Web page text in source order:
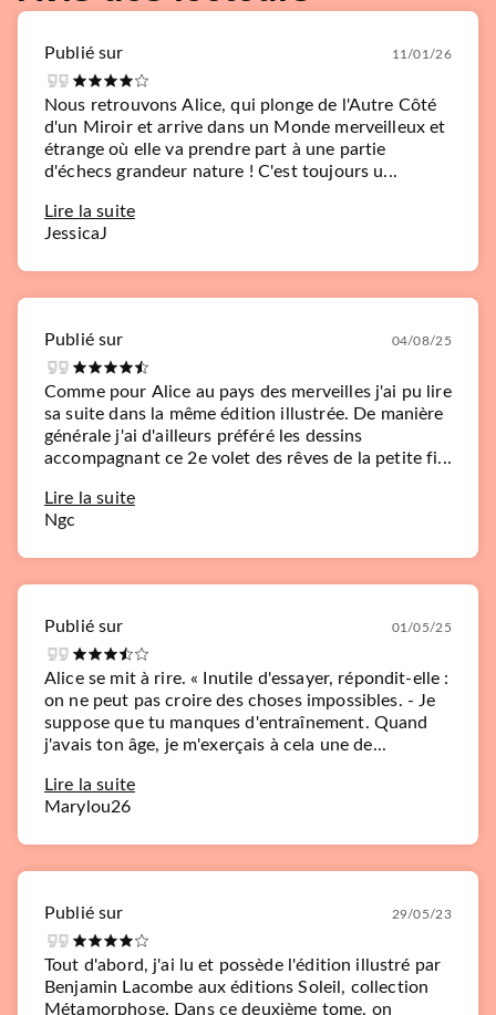
Publié sur 11/01/26
Nous retrouvons Alice, qui plonge de l'Autre Côté
d'un Miroir et arrive dans un Monde merveilleux et
étrange où elle va prendre part à une partie
d'échecs grandeur nature ! C'est toujours u...
Lire la suite
JessicaJ
Publié sur 04/08/25
Comme pour Alice au pays des merveilles j'ai pu lire
sa suite dans la même édition illustrée. De manière
générale j'ai d'ailleurs préféré les dessins
accompagnant ce 2e volet des rêves de la petite fi...
Lire la suite
Ngc
Publié sur 01/05/25
Alice se mit à rire. « Inutile d'essayer, répondit-elle :
on ne peut pas croire des choses impossibles. - Je
suppose que tu manques d'entraînement. Quand
j'avais ton âge, je m'exerçais à cela une de...
Lire la suite
Marylou26
Publié sur 29/05/23
Tout d'abord, j'ai lu et possède l'édition illustré par
Benjamin Lacombe aux éditions Soleil, collection
Métamorphose. Dans ce deuxième tome, on